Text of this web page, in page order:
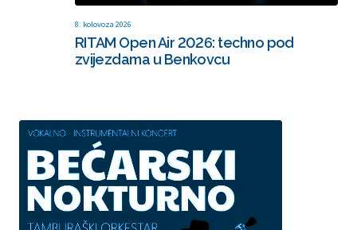
8. kolovoza 2026
RITAM Open Air 2026: techno pod
zvijezdama u Benkovcu